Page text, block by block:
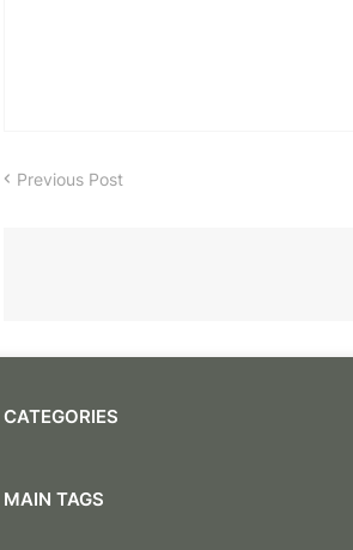
Previous Post
CATEGORIES
MAIN TAGS